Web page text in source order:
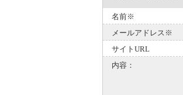
名前※
メールアドレス※
サイトURL
内容：